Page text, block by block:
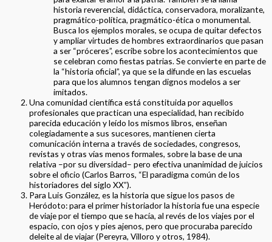
historia reverencial, didáctica, conservadora, moralizante,
pragmático-política, pragmático-ética o monumental.
Busca los ejemplos morales, se ocupa de quitar defectos
y ampliar virtudes de hombres extraordinarios que pasan
a ser “próceres”, escribe sobre los acontecimientos que
se celebran como fiestas patrias. Se convierte en parte de
la “historia oficial”, ya que se la difunde en las escuelas
para que los alumnos tengan dignos modelos a ser
imitados.
Una comunidad científica está constituida por aquellos
profesionales que practican una especialidad, han recibido
parecida educación y leído los mismos libros, enseñan
colegiadamente a sus sucesores, mantienen cierta
comunicación interna a través de sociedades, congresos,
revistas y otras vías menos formales, sobre la base de una
relativa –por su diversidad– pero efectiva unanimidad de juicios
sobre el oficio (Carlos Barros, “El paradigma común de los
historiadores del siglo XX”).
Para Luis González, es la historia que sigue los pasos de
Heródoto: para el primer historiador la historia fue una especie
de viaje por el tiempo que se hacía, al revés de los viajes por el
espacio, con ojos y pies ajenos, pero que procuraba parecido
deleite al de viajar (Pereyra, Villoro y otros, 1984).